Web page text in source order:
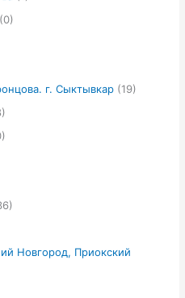
(0)
г. Сыктывкар (19)
Новгород, Приокский